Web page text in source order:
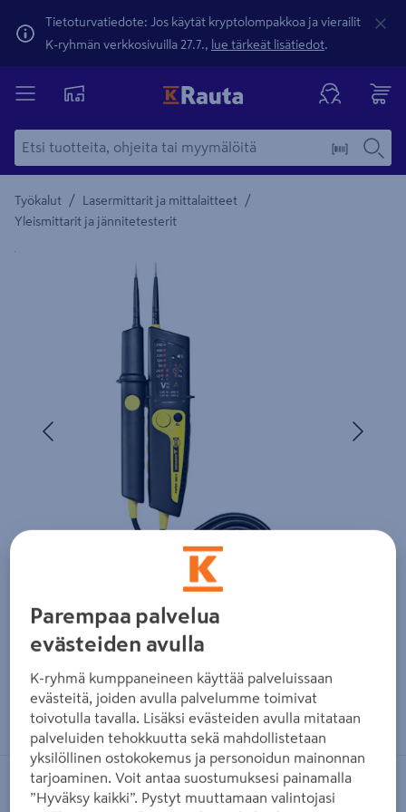
Tietoturvatiedote: Jos käytät kryptolompakkoa ja vierailit
K-ryhmän verkkosivuilla 27.7., lue tärkeät lisätiedot.
Työkalut / Lasermittarit ja mittalaitteet /
Yleismittarit ja jännitetesterit
Yksityiskohtainen kuvaus löytyy Tuotteen kuvaus -
Zoomaa kuvaa sormilla kosketusnäytöllä
AMPROBE
Parempaa palvelua
evästeiden avulla
K-ryhmä kumppaneineen käyttää palveluissaan
evästeitä, joiden avulla palvelumme toimivat
toivotulla tavalla. Lisäksi evästeiden avulla mitataan
palveluiden tehokkuutta sekä mahdollistetaan
yksilöllinen ostokokemus ja personoidun mainonnan
tarjoaminen. Voit antaa suostumuksesi painamalla
”Hyväksy kaikki”. Pystyt muuttamaan valintojasi